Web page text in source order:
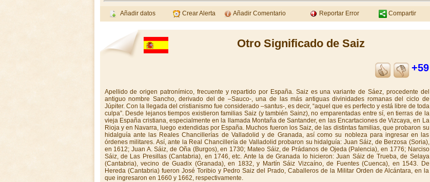
Añadir datos Crear Alerta Añadir Comentario Reportar Error Compartir
Otro Significado de Saiz
+59
Apellido de origen patronímico, frecuente y repartido por España. Saiz es una variante de Sáez, procedente del
antiguo nombre Sancho, derivado del de –Sauco-, una de las más antiguas divinidades romanas del ciclo de
Júpiter. Con la llegada del cristianismo fue considerado –santus-, es decir, “aquel que es perfecto y está libre de toda
culpa”. Desde lejanos tiempos existieron familias Saiz (y también Sainz), no emparentadas entre sí, en tierras de la
vieja España cristiana, especialmente en la llamada Montaña de Santander, en las Encartaciones de Vizcaya, en La
Rioja y en Navarra, luego extendidas por España. Muchos fueron los Saiz, de las distintas familias, que probaron su
hidalguía ante las Reales Chancillerías de Valladolid y de Granada, así como su nobleza para ingresar en las
órdenes militares. Así, ante la Real Chancillería de Valladolid probaron su hidalguía: Juan Sáiz, de Berzosa (Soria),
en 1612; Juan A. Sáiz, de Oña (Burgos), en 1730; Mateo Sáiz, de Prádanos de Ojeda (Palencia), en 1776; Narciso
Sáiz, de Las Presillas (Cantabria), en 1746, etc. Ante la de Granada lo hicieron: Juan Sáiz de Trueba, de Selaya
(Cantabria), vecino de Guadix (Granada), en 1832, y Martín Sáiz Vizcaíno, de Fuentes (Cuenca), en 1543. De
Hereda (Cantabria) fueron José Toribio y Pedro Saiz del Prado, Caballeros de la Militar Orden de Alcántara, en la
que ingresaron en 1660 y 1662, respectivamente.